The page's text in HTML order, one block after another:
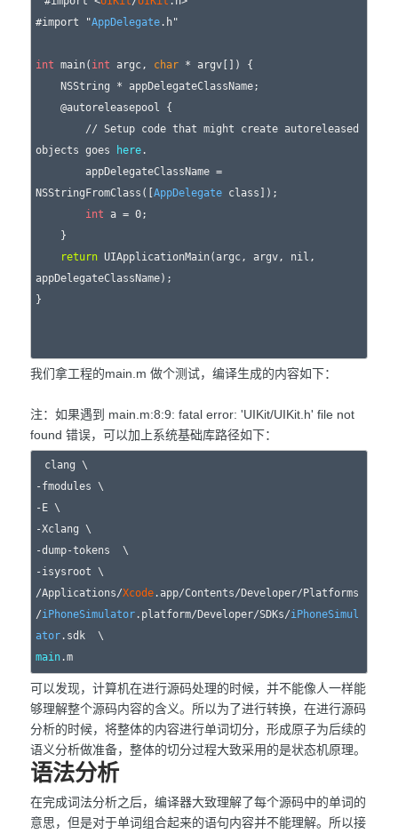
#import "AppDelegate.h"
int main( int argc, char * argv[]) {
objects goes
here.
NSStringFromClass([ AppDelegate class]);
int a = 0;
return UIApplicationMain(argc, argv, nil,
appDelegateClassName);
}
我们拿工程的main.m 做个测试，编译生成的内容如下：
注：如果遇到 main.m:8:9: fatal error: 'UIKit/UIKit.h' file not
found 错误，可以加上系统基础库路径如下：
clang \
-fmodules \
-E \
-Xclang \
-dump-tokens  \
-isysroot \
/Applications/Xcode.app/Contents/Developer/Platforms
/iPhoneSimulator.platform/Developer/SDKs/iPhoneSimul
ator
main
可以发现，计算机在进行源码处理的时候，并不能像人一样能
够理解整个源码内容的含义。所以为了进行转换，在进行源码
分析的时候，将整体的内容进行单词切分，形成原子为后续的
语义分析做准备，整体的切分过程大致采用的是状态机原理。
语法分析
在完成词法分析之后，编译器大致理解了每个源码中的单词的
意思，但是对于单词组合起来的语句内容并不能理解。所以接